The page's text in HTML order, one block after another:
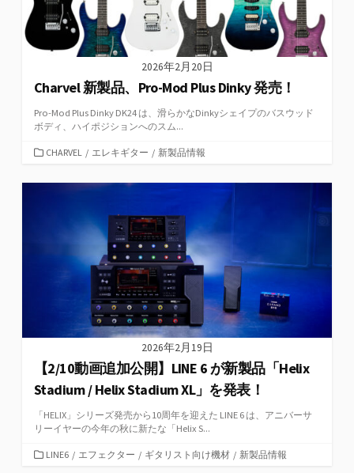
2026年2月20日
Charvel 新製品、Pro-Mod Plus Dinky 発売！
Pro-Mod Plus Dinky DK24 は、滑らかなDinkyシェイプのバスウッド
ボディ、ハイポジションへのスム...
カ
ゴ
CHARVEL / エレキギター / 新製品情報
2026年2月19日
【2/10動画追加公開】LINE 6 が新製品「Helix
Stadium / Helix Stadium XL」を発表！
「HELIX」シリーズ発売から10周年を迎えた LINE 6 は、アニバーサ
リーイヤーの今年の秋に新たな「Helix S...
カLINE6 / エフェクター / ギタリスト向け機材 / 新製品情報